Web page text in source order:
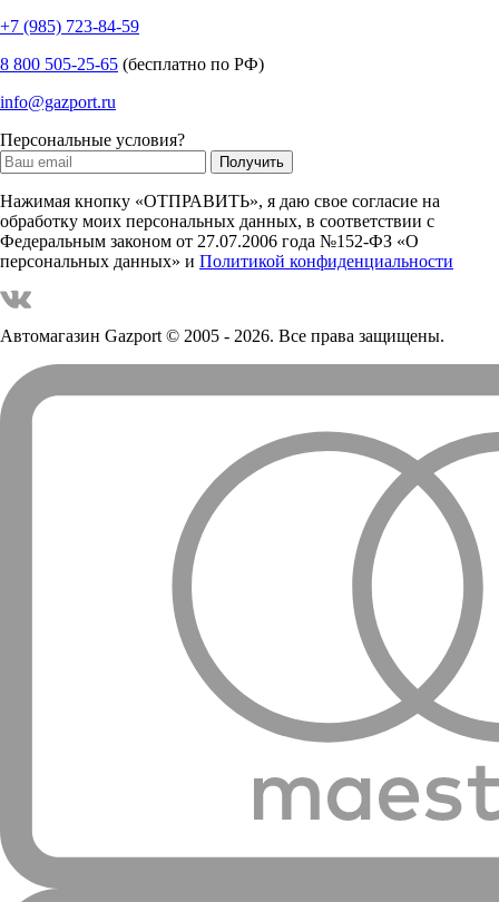
+7 (985) 723-84-59
8 800 505-25-65 (бесплатно по РФ)
info@gazport.ru
Персональные условия?
Нажимая кнопку «ОТПРАВИТЬ», я даю свое согласие на
обработку моих персональных данных, в соответствии с
Федеральным законом от 27.07.2006 года №152-ФЗ «О
персональных данных» и Политикой конфиденциальности
Автомагазин Gazport© 2005 - 2026. Все права защищены.